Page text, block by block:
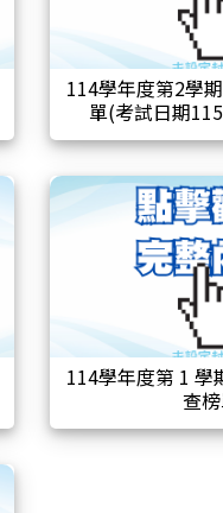
114學年度第2學
單(考試日期
114學年度第 1 學
查